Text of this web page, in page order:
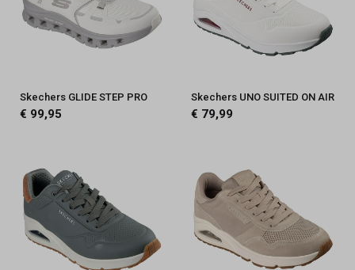
Skechers GLIDE STEP PRO
€ 99,95
Skechers UNO SUITED ON AIR
€ 79,99